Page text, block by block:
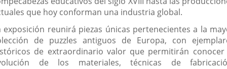
que hoy conforman una industria global.
exposición reunirá piezas únicas pertenecientes a la
de puzzles antiguos de Europa, con
de extraordinario valor que permitirán conocer
de los materiales, técnicas de